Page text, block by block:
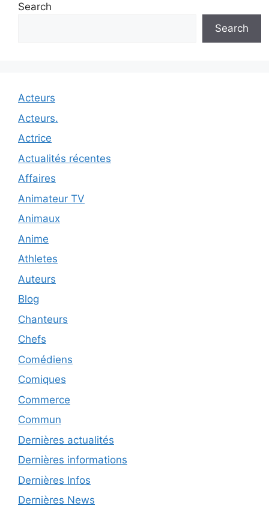
Search
Search
Acteurs
Acteurs.
Actrice
Actualités récentes
Affaires
Animateur TV
Animaux
Anime
Athletes
Auteurs
Blog
Chanteurs
Chefs
Comédiens
Comiques
Commerce
Commun
Dernières actualités
Dernières informations
Dernières Infos
Dernières News